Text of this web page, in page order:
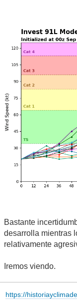
Bastante
desarrolla mientras
relativamente
Iremos viendo.
https://